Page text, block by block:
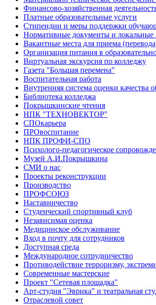
Финансово-хозяйственная
Платные образовательные услуги
Стипендии и меры поддержки
Нормативные документы и локальные
Вакантные места для приема
Организация питания в
Виртуальная экскурсия по колледжу
Газета "Большая перемена"
Воспитательная работа
Внутренняя система оценки качества
Библиотека колледжа
Покрышкинские чтения
НПК "ТЕХНОВЕКТОР"
СПОкарьера
ПРОвоспитание
НПК ПРОФИ-СПО
Психолого-педагогическое
Музей А.И.Покрышкина
СМИ о нас
Проекты реконструкции
Производство
ПРОФСОЮЗ
Наставничество
Студенческий спортивный клуб
Независимая оценка
Медицинское обслуживание
Вход в почту для сотрудников
Доступная среда
Международное сотрудничество
Противодействие терроризму,
Современные мастерские
Проект "Сетевая площадка"
Арт-студия "Эврика" и театральная
Отраслевой совет